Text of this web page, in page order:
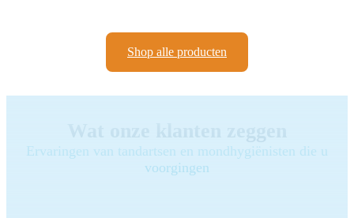
Shop alle producten
Ervaringen van tandartsen en mondhygiënisten die u
voorgingen